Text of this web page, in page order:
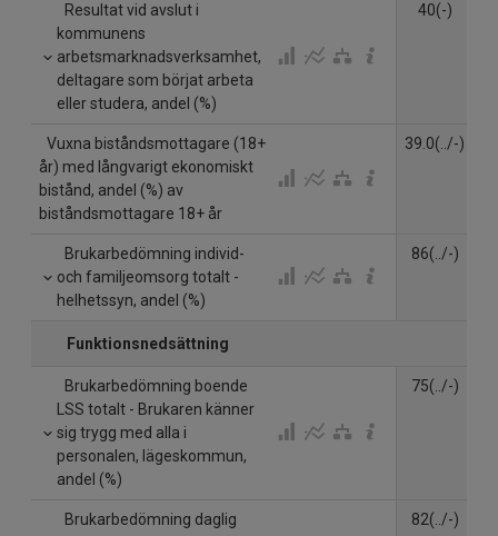
Resultat vid avslut i
kommunens
arbetsmarknadsverksamhet,
deltagare som börjat arbeta
eller studera, andel (%)
40(-)
Vuxna biståndsmottagare (18+
år) med långvarigt ekonomiskt
bistånd, andel (%) av
biståndsmottagare 18+ år
39.0(../-)
Brukarbedömning individ-
och familjeomsorg totalt -
helhetssyn, andel (%)
86(../-)
Funktionsnedsättning
Brukarbedömning boende
LSS totalt - Brukaren känner
sig trygg med alla i
personalen, lägeskommun,
andel (%)
75(../-)
Brukarbedömning daglig
82(../-)